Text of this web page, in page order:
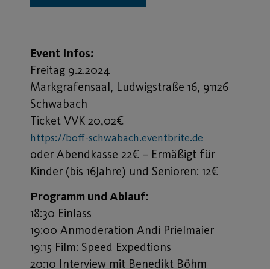
Event Infos:
Freitag 9.2.2024
Markgrafensaal, Ludwigstraße 16, 91126
Schwabach
Ticket VVK 20,02€
https://boff-schwabach.eventbrite.de
oder Abendkasse 22€ – Ermäßigt für
Kinder (bis 16Jahre) und Senioren: 12€
Programm und Ablauf:
18:30 Einlass
19:00 Anmoderation Andi Prielmaier
19:15 Film: Speed Expedtions
20:10 Interview mit Benedikt Böhm